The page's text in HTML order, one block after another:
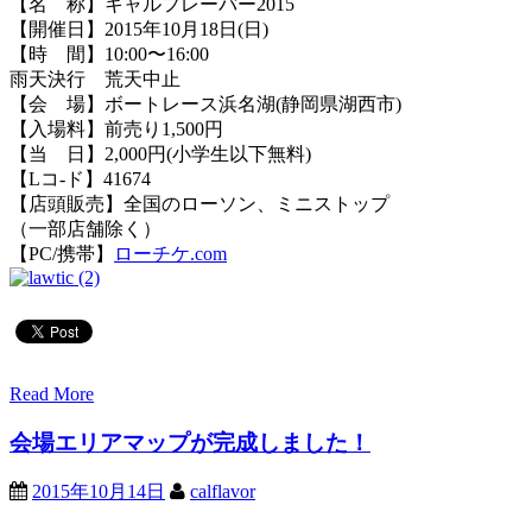
【名 称】キャルフレーバー2015
【開催日】2015年10月18日(日)
【時 間】10:00〜16:00
雨天決行 荒天中止
【会 場】ボートレース浜名湖(静岡県湖西市)
【入場料】前売り1,500円
【当 日】2,000円(小学生以下無料)
【Lコ-ド】41674
【店頭販売】全国のローソン、ミニストップ
（一部店舗除く）
【PC/携帯】
ローチケ.com
Read More
会場エリアマップが完成しました！
2015年10月14日 calflavor